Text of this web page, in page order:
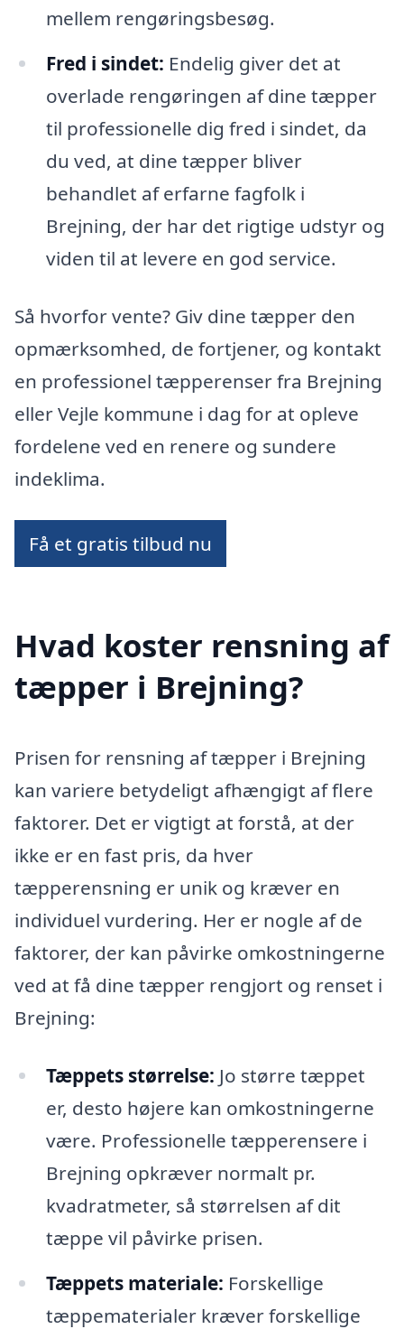
mellem rengøringsbesøg.
Fred i sindet: Endelig giver det at
overlade rengøringen af dine tæpper
til professionelle dig fred i sindet, da
du ved, at dine tæpper bliver
behandlet af erfarne fagfolk i
Brejning, der har det rigtige udstyr og
viden til at levere en god service.
Så hvorfor vente? Giv dine tæpper den
opmærksomhed, de fortjener, og kontakt
en professionel tæpperenser fra Brejning
eller Vejle kommune i dag for at opleve
fordelene ved en renere og sundere
indeklima.
Få et gratis tilbud nu
Hvad koster rensning af
tæpper i Brejning?
Prisen for rensning af tæpper i Brejning
kan variere betydeligt afhængigt af flere
faktorer. Det er vigtigt at forstå, at der
ikke er en fast pris, da hver
tæpperensning er unik og kræver en
individuel vurdering. Her er nogle af de
faktorer, der kan påvirke omkostningerne
ved at få dine tæpper rengjort og renset i
Brejning:
Tæppets størrelse: Jo større tæppet
er, desto højere kan omkostningerne
være. Professionelle tæpperensere i
Brejning opkræver normalt pr.
kvadratmeter, så størrelsen af dit
tæppe vil påvirke prisen.
Tæppets materiale: Forskellige
tæppematerialer kræver forskellige